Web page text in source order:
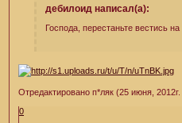
дебилоид написал(а):
Господа, перестаньте вестись
Отредактировано п*ляк (25 июня,
0